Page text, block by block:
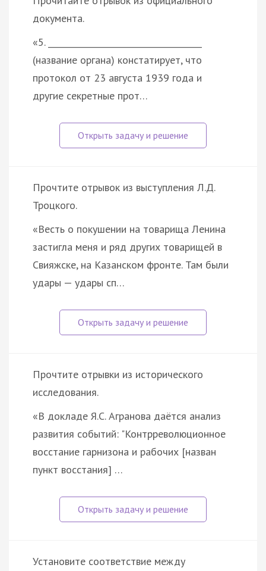
документа.
«5. _____________________________________
(название органа) констатирует, что
протокол от 23 августа 1939 года и
другие секретные прот…
Прочтите отрывок из выступления Л.Д.
Троцкого.
«Весть о покушении на товарища Ленина
застигла меня и ряд других товарищей в
Свияжске, на Казанском фронте. Там были
удары — удары сп…
Прочтите отрывки из исторического
исследования.
«В докладе Я.С. Агранова даётся анализ
развития событий: "Контрреволюционное
восстание гарнизона и рабочих [назван
пункт восстания] …
Установите соответствие между